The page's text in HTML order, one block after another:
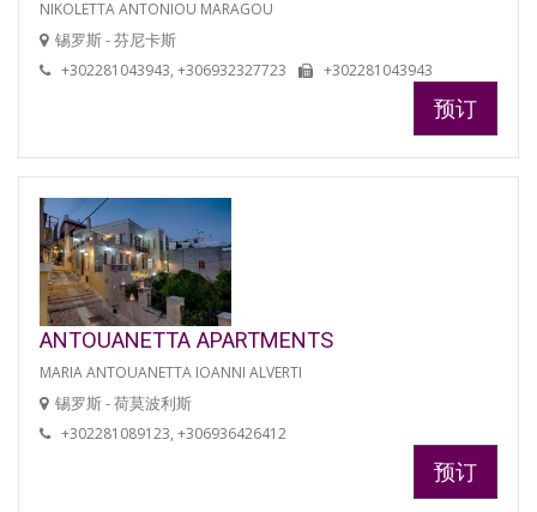
NIKOLETTA ANTONIOU MARAGOU
锡罗斯 - 芬尼卡斯
+302281043943, +306932327723 +302281043943
预订
ANTOUANETTA APARTMENTS
MARIA ANTOUANETTA IOANNI ALVERTI
锡罗斯 - 荷莫波利斯
+302281089123, +306936426412
预订